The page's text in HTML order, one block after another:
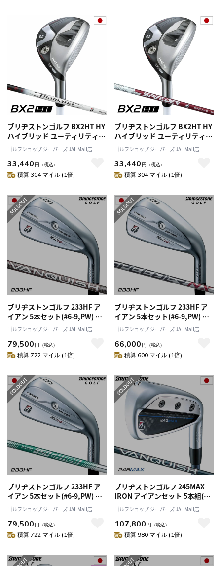
ブリヂストンゴルフ BX2HT HY
ハイブリッド ユーティリティ
メンズ 右用 Diamana BS50 II
カーボンシャフト
BRIDGESTONE GOLF 日本正規
品 2025年モデル
ゴルフショップ ジーパーズ JAL Mall店
33,440 円 （税込）
積算 304 マイル (1倍)
ブリヂストンゴルフ BX2HT HY
ハイブリッド ユーティリティ
メンズ 右用 SPEEDER NX
BS50w カーボンシャフト
BRIDGESTONE GOLF 日本正規
品 2025年モデル
ゴルフショップ ジーパーズ JAL Mall店
33,440 円 （税込）
積算 304 マイル (1倍)
ブリヂストンゴルフ 233HF ア
イアン 5本セット(#6-9,PW) メ
ンズ 右用 VANQUISH BS50i カ
ーボンシャフト 日本正規品
2023年モデル
ゴルフショップ ジーパーズ JAL Mall店
79,500 円 （税込）
積算 722 マイル (1倍)
ブリヂストンゴルフ 233HF ア
イアン 5本セット(#6-9,PW) メ
ンズ 右用 SPEEDER NX BS40i
カーボンシャフト 日本正規品
2023年モデル
ゴルフショップ ジーパーズ JAL Mall店
66,000 円 （税込）
積算 600 マイル (1倍)
ブリヂストンゴルフ 233HF ア
イアン 5本セット(#6-9,PW) メ
ンズ 右用 N.S.PRO 850GH neo
スチールシャフト 日本正規品
2023年モデル
ゴルフショップ ジーパーズ JAL Mall店
79,500 円 （税込）
積算 722 マイル (1倍)
ブリヂストンゴルフ 245MAX
IRON アイアンセット 5本組(7I-
P2) メンズ 右用 VANQUISH BSi
for MAX カーボンシャフト
2024年モデル 日本正規品
ゴルフショップ ジーパーズ JAL Mall店
107,800 円 （税込）
積算 980 マイル (1倍)